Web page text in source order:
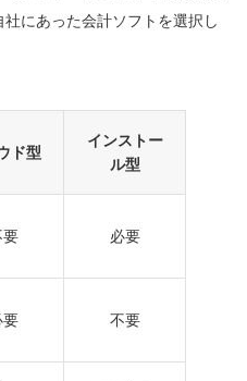
にあった会計ソフトを選択し
ド型
インストー
ル型
要 必要
要 不要